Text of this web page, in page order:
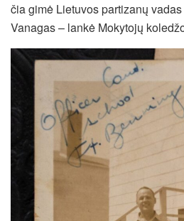
čia gimė Lietuvos partizanų
Vanagas – lankė Mokytojų